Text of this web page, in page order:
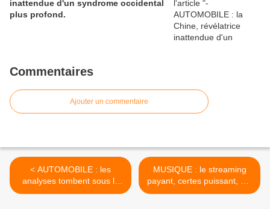
inattendue d'un syndrome occidental
plus profond.
Commentaires
Ajouter un commentaire
< AUTOMOBILE : les
analyses tombent sous la
lourde influence des
MUSIQUE : le streaming
payant, certes puissant, n'a
pas encore fait le tour du